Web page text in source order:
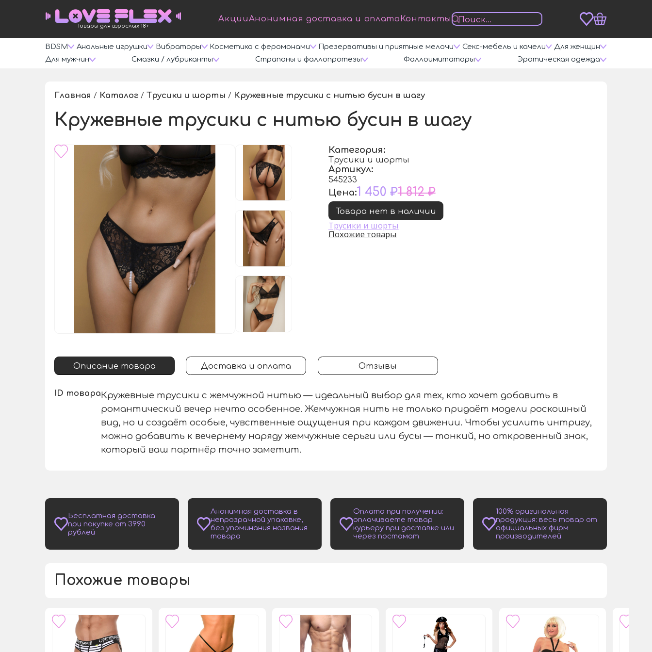
Товары для взрослых 18+
АкцииАнонимная доставка и оплата Контакты
BDSM Анальные игрушки Вибраторы Косметика с феромонами Презервативы и приятные мелочи Секс-мебель и качели
Для женщин
Для мужчин
Смазки / лубриканты Страпоны и фаллопротезы Фаллоимитаторы Эротическая одежда
Главная / Каталог / Трусики и шорты / Кружевные трусики с нитью бусин в шагу
Кружевные трусики с нитью бусин в шагу
Категория:
Трусики и шорты
Артикул:
545233
Цена:1 450 ₽1 812 ₽
Товара нет в наличии
Трусики и шорты
Похожие товары
Описание товара Доставка и оплата Отзывы
ID товара Кружевные трусики с жемчужной нитью — идеальный выбор для тех, кто хочет добавить в
романтический вечер нечто особенное. Жемчужная нить не только придаёт модели роскошный
вид, но и создаёт особые, чувственные ощущения при каждом движении. Чтобы усилить интригу,
можно добавить к вечернему наряду жемчужные серьги или бусы — тонкий, но откровенный знак,
который ваш партнёр точно заметит.
Бесплатная доставка
при покупке от 3990
рублей
Анонимная доставка в
непрозрачной упаковке,
без упоминания названия
товара
Оплата при получении:
оплачиваете товар
курьеру при доставке или
через постамат
100% оригинальная
продукция: весь товар от
официальных фирм
производителей
Похожие товары